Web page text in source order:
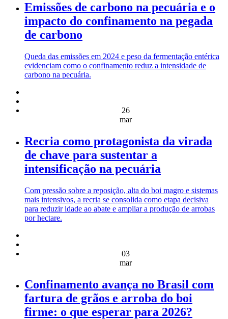
Emissões de carbono na pecuária e o
impacto do confinamento na pegada
de carbono
Queda das emissões em 2024 e peso da fermentação entérica
evidenciam como o confinamento reduz a intensidade de
carbono na pecuária.
26
mar
Recria como protagonista da virada
de chave para sustentar a
intensificação na pecuária
Com pressão sobre a reposição, alta do boi magro e sistemas
mais intensivos, a recria se consolida como etapa decisiva
para reduzir idade ao abate e ampliar a produção de arrobas
por hectare.
03
mar
Confinamento avança no Brasil com
fartura de grãos e arroba do boi
firme: o que esperar para 2026?